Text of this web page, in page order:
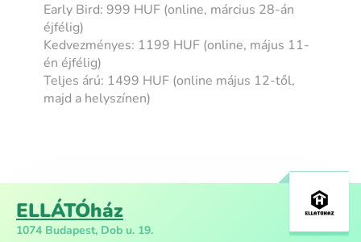
Early Bird: 999 HUF (online, március 28-án
éjfélig)
Kedvezményes: 1199 HUF (online, május 11-
én éjfélig)
Teljes árú: 1499 HUF (online május 12-től,
majd a helyszínen)
ELLÁTÓház
1074 Budapest, Dob u. 19.